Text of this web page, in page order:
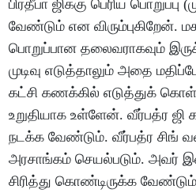
பிரதீபா ஜிக்கு பெரிய
வேண்டும் என விரும்புகிறேன்.
பொறுப்பான தலைவராகவும்
முடிவு எடுத்தாலும் அதை
கட்சி கணக்கில் எடுத்துக்
உறுதியாக உள்ளேன். வீர்பத்ர ஜி
நடக்க வேண்டும். வீர்பத்ர சிங்
அரசாங்கம் செயல்படும். அவர்
சிரித்து கொண்டிருக்க